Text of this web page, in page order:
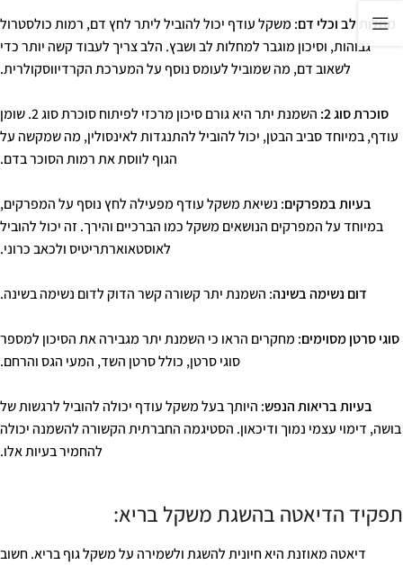
מחלות לב וכלי דם: משקל עודף יכול להוביל ליתר לחץ דם, רמות כולסטרול
גבוהות, וסיכון מוגבר למחלות לב ושבץ. הלב צריך לעבוד קשה יותר כדי
לשאוב דם, מה שמוביל לעומס נוסף על המערכת הקרדיווסקולרית.
סוכרת סוג 2:
השמנת יתר היא גורם סיכון מרכזי לפיתוח סוכרת סוג 2. שומן
עודף, במיוחד סביב הבטן, יכול להוביל להתנגדות לאינסולין, מה שמקשה על
הגוף לווסת את רמות הסוכר בדם.
בעיות במפרקים: נשיאת משקל עודף מפעילה לחץ נוסף על המפרקים,
במיוחד על המפרקים הנושאים משקל כמו הברכיים והירך. זה יכול להוביל
לאוסטאוארתריטיס ולכאב כרוני.
דום נשימה בשינה: השמנת יתר קשורה קשר הדוק לדום נשימה בשינה.
סוגי סרטן מסוימים: מחקרים הראו כי השמנת יתר מגבירה את הסיכון למספר
סוגי סרטן, כולל סרטן השד, המעי הגס והרחם.
בעיות בריאות הנפש: היותך בעל משקל עודף יכולה להוביל לרגשות של
בושה, דימוי עצמי נמוך ודיכאון. הסטיגמה החברתית הקשורה להשמנה יכולה
להחמיר בעיות אלו.
תפקיד הדיאטה בהשגת משקל בריא:
דיאטה מאוזנת היא חיונית להשגת ולשמירה על משקל גוף בריא. חשוב